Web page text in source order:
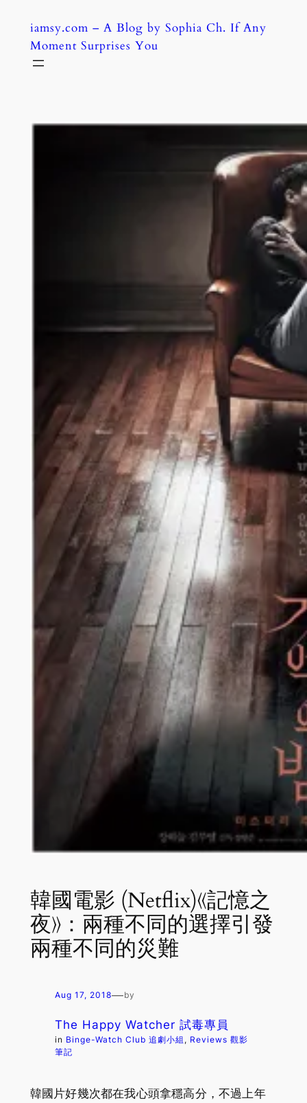
content
iamsy.com – A Blog by Sophia Ch. If Any
Moment Surprises You
韓國電影 (Netflix)《記憶之
夜》：兩種不同的選擇引發
兩種不同的災難
Aug 17, 2018—by
The Happy Watcher 試毒專員
in Binge-Watch Club 追劇小組 , Reviews 觀影
筆記
韓國片好幾次都在我心頭拿穩高分，不過上年